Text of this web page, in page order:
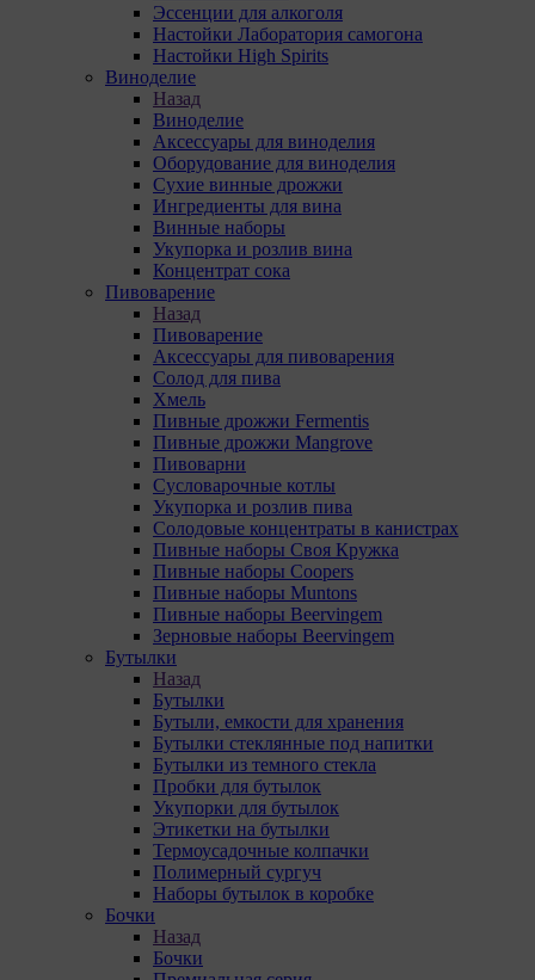
Эссенции для алкоголя
Настойки Лаборатория самогона
Настойки High Spirits
Виноделие
Назад
Виноделие
Аксессуары для виноделия
Оборудование для виноделия
Сухие винные дрожжи
Ингредиенты для вина
Винные наборы
Укупорка и розлив вина
Концентрат сока
Пивоварение
Назад
Пивоварение
Аксессуары для пивоварения
Солод для пива
Хмель
Пивные дрожжи Fermentis
Пивные дрожжи Mangrove
Пивоварни
Сусловарочные котлы
Укупорка и розлив пива
Солодовые концентраты в канистрах
Пивные наборы Своя Кружка
Пивные наборы Coopers
Пивные наборы Muntons
Пивные наборы Beervingem
Зерновые наборы Beervingem
Бутылки
Назад
Бутылки
Бутыли, емкости для хранения
Бутылки стеклянные под напитки
Бутылки из темного стекла
Пробки для бутылок
Укупорки для бутылок
Этикетки на бутылки
Термоусадочные колпачки
Полимерный сургуч
Наборы бутылок в коробке
Бочки
Назад
Бочки